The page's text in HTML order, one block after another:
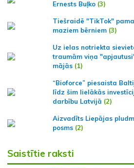
Ernests Buļko (3)
Tiešraidē "TikTok"
maziem bērniem (3)
Uz ielas notriekta
traumām viņa
mājās (1)
“Bioforce” piesaista
līdz šim lielākās
darbību Latvijā (2)
Aizvadīts Liepājas
posms (2)
Saistītie raksti